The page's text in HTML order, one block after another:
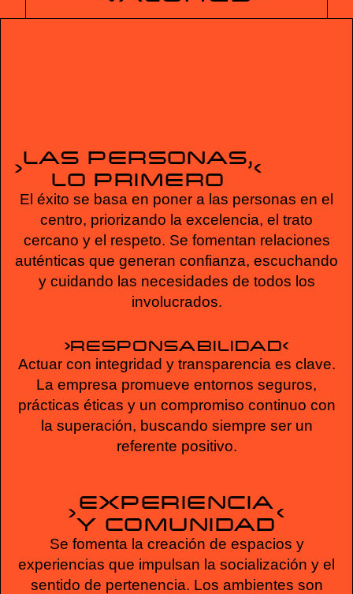
LAS PERSONAS,
LO PRIMERO
El éxito se basa en poner a las personas en el
centro, priorizando la excelencia, el trato
cercano y el respeto. Se fomentan relaciones
auténticas que generan confianza, escuchando
y cuidando las necesidades de todos los
involucrados.
RESPONSABILIDAD
Actuar con integridad y transparencia es clave.
La empresa promueve entornos seguros,
prácticas éticas y un compromiso continuo con
la superación, buscando siempre ser un
referente positivo.
EXPERIENCIA
Y COMUNIDAD
Se fomenta la creación de espacios y
experiencias que impulsan la socialización y el
sentido de pertenencia. Los ambientes son